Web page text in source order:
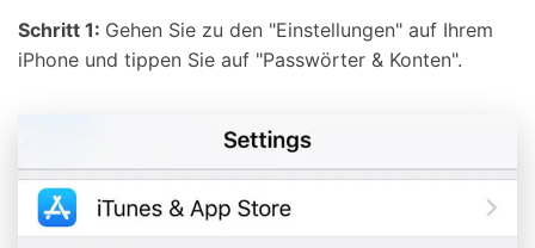
Schritt 1: Gehen Sie zu den "Einstellungen" auf Ihrem
iPhone und tippen Sie auf "Passwörter & Konten".